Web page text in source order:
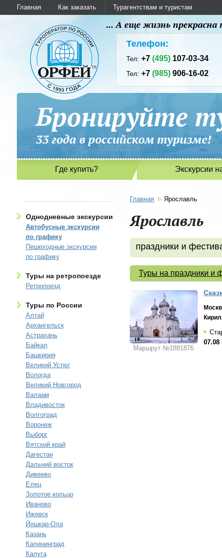
Главная Как заказать Турагентствам и туристам
... А еще жизнь
Телефон:
Тел:+7(495) 107-03-34
Тел:+7(985) 906-16-02
Бронируйте
33 года в российском
Где купить? Экскурсии
Однодневные экскурсии
Автобусные экскурсии
по графику
Пешеходные экскурсии
по графику
Туры на ретропоезде
Ретропоезд
Туры по России
Алтай
Архангельск
Астрахань
Байкал
Башкирия
Великий Устюг
Вологда
Великий Новгород
Валаам
Владивосток
Волгоград
Воронеж
Выборг
Вятский край
Дагестан
Дальний восток
Дивеево
Елец
Золотое кольцо
Иваново
Ижевск
Йошкар-Ола
Казань
Калининград
Калуга
Главная » Ярославль
Ярославль
праздники и
Туры на праздники и
Маршрут №1881876
07.08